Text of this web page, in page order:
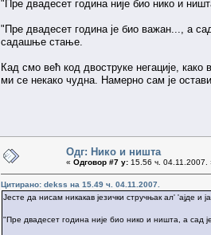
"Пре двадесет година није био нико и
"Пре двадесет година је био важан..., а
садашње стање.
Кад смо већ код двоструке негације,
ми се некако чудна. Намерно сам је
Одг: Нико и ништа
« Одговор #7 у: 15.56 ч. 04.11.2007.
Цитирано: dekss на 15.49 ч. 04.11.2007.
Јесте да нисам никакав језички стручњак ал' 'ајде и
"Пре двадесет година није био нико и ништа, а сад